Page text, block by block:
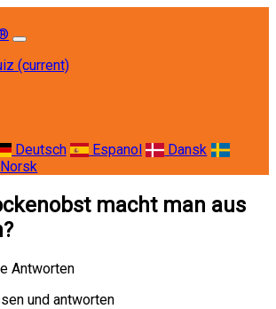
(current)
Deutsch Espanol
Dansk
Norsk
macht man aus
Antworten
und antworten